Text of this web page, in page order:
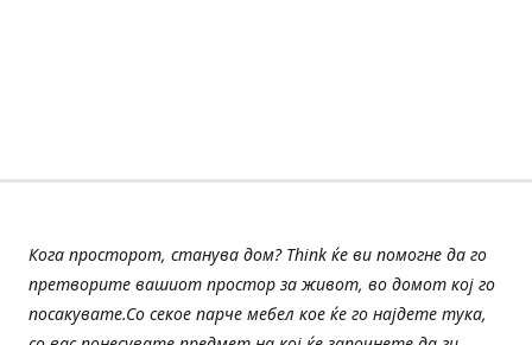
Кога просторот, станува дом? Think ќе ви помогне да го
претворите вашиот простор за живот, во домот кој го
посакувате.Со секое парче мебел кое ќе го најдете тука,